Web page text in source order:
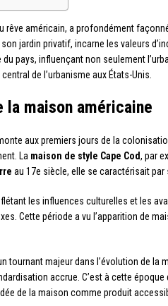
américain, a profondément
jardin privatif, incarne les valeurs
pays, influençant non seulement
de l’urbanisme aux États-Unis.
maison américaine
aux premiers jours de la
La maison de style Cape Cod, par
au 17e siècle, elle se caractérisait
les influences culturelles et les
Cette période a vu l’apparition de
tournant majeur dans l’évolution de
accrue. C’est à cette
de la maison comme produit